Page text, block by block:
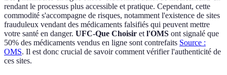
rendant le processus plus accessible et pratique. Cependant, cette
commodité s'accompagne de risques, notamment l'existence de sites
frauduleux vendant des médicaments falsifiés qui peuvent mettre
votre santé en danger. UFC-Que Choisir et l'OMS ont signalé que
50% des médicaments vendus en ligne sont contrefaits Source :
OMS. Il est donc crucial de savoir comment vérifier l'authenticité de
ces sites.